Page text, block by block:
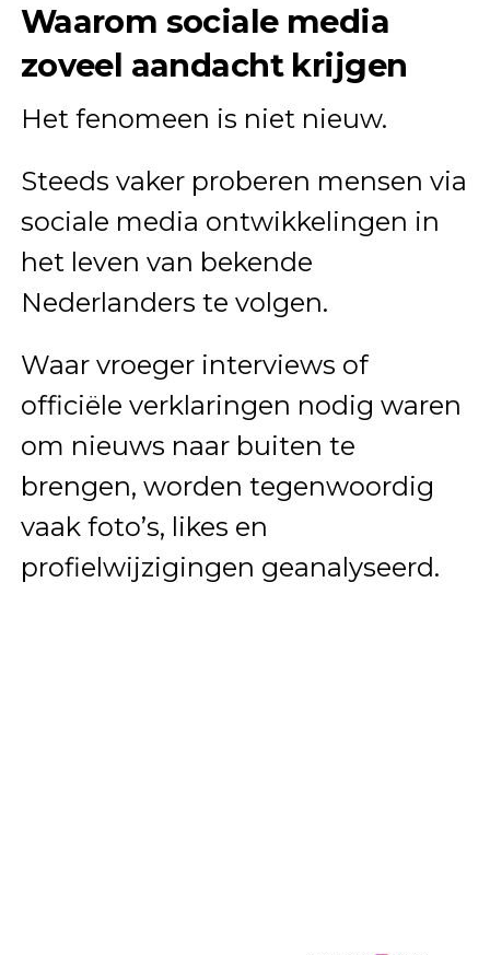
Waarom sociale media
zoveel aandacht krijgen
Het fenomeen is niet nieuw.
Steeds vaker proberen mensen via
sociale media ontwikkelingen in
het leven van bekende
Nederlanders te volgen.
Waar vroeger interviews of
officiële verklaringen nodig waren
om nieuws naar buiten te
brengen, worden tegenwoordig
vaak foto’s, likes en
profielwijzigingen geanalyseerd.